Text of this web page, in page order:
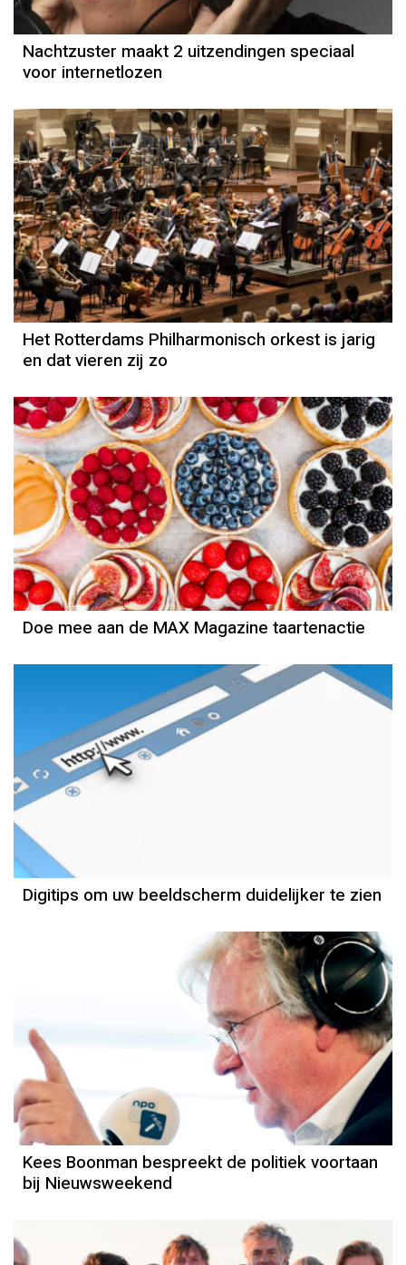
Nachtzuster maakt 2 uitzendingen speciaal
voor internetlozen
Het Rotterdams Philharmonisch orkest is jarig
en dat vieren zij zo
Doe mee aan de MAX Magazine taartenactie
Digitips om uw beeldscherm duidelijker te zien
Kees Boonman bespreekt de politiek voortaan
bij Nieuwsweekend